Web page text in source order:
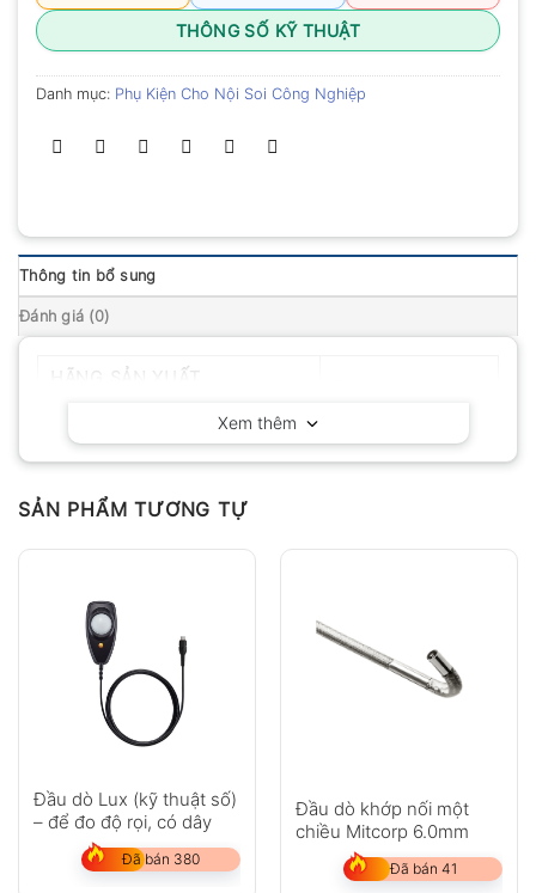
THÔNG SỐ KỸ THUẬT
Danh mục: Phụ Kiện Cho Nội Soi Công Nghiệp
Thông tin bổ sung
Đánh giá (0)
Xem thêm
SẢN PHẨM TƯƠNG TỰ
Đầu dò Lux (kỹ thuật số)
– để đo độ rọi, có dây
Đã bán 380
Đầu dò khớp nối một
chiều Mitcorp 6.0mm
Đã bán 41